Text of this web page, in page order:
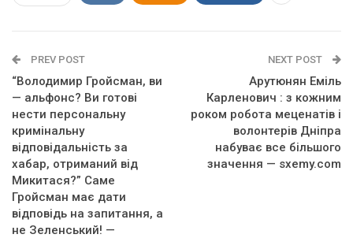
PREV POST
“Володимир Гройсман, ви
— альфонс? Ви готові
нести персональну
кримінальну
відповідальність за
хабар, отриманий від
Микитася?” Саме
Гройсман має дати
відповідь на запитання, а
не Зеленський! —
NEXT POST
Арутюнян Еміль
Карленович : з кожним
роком робота меценатів і
волонтерів Дніпра
набуває все більшого
значення — sxemy.com